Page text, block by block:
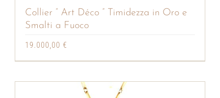
Collier ” Art Déco ” Timidezza in Oro e
Smalti a Fuoco
19.000,00 €